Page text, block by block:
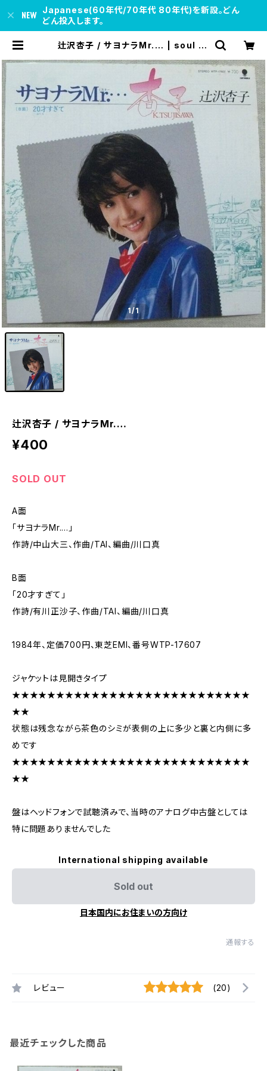
Japanese(60年代/70年代 80年代)を新設。どん
どん投入します。
辻沢杏子 / サヨナラMr.… | soul re
1/1
辻沢杏子 / サヨナラMr.…
¥400
SOLD OUT
A面
「サヨナラMr.…」
作詩/中山大三、作曲/TAI、編曲/川口真
B面
「20才すぎて」
作詩/有川正沙子、作曲/TAI、編曲/川口真
1984年、定価700円、東芝EMI、番号WTP-17607
ジャケットは見開きタイプ
★★★★★★★★★★★★★★★★★★★★★★★★★★★
★★
状態は残念ながら茶色のシミが表側の上に多少と裏と内側に多
めです
★★★★★★★★★★★★★★★★★★★★★★★★★★★
★★
盤はヘッドフォンで試聴済みで、当時のアナログ中古盤としては
特に問題ありませんでした
International shipping available
Sold out
日本国内にお住まいの方向け
通報する
レビュー (20)
最近チェックした商品